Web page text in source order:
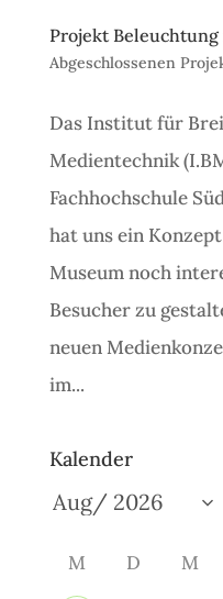
Projekt
Abgeschlossenen
Das Institut für
Medientechnik
Fachhochschule
hat uns ein
Museum noch
Besucher zu
neuen
im...
Kalender
M D M